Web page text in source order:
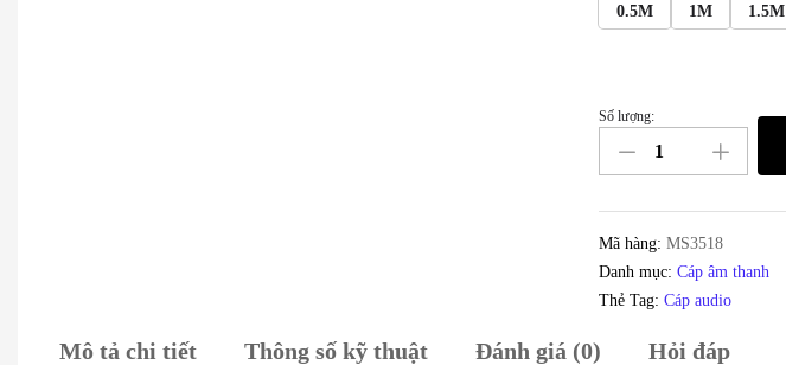
0.5M 1M 1.5M
Cáp
audio
3.5mm
ra
2
đầu
AV
lõi
Số lượng:
Mã hàng: MS3518
Danh mục: Cáp âm thanh
Thẻ Tag: Cáp audio
Mô tả chi tiết Thông số kỹ thuật Đánh giá (0) Hỏi đáp